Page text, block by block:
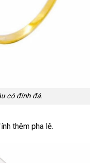
có đính đá.
thêm pha lê.